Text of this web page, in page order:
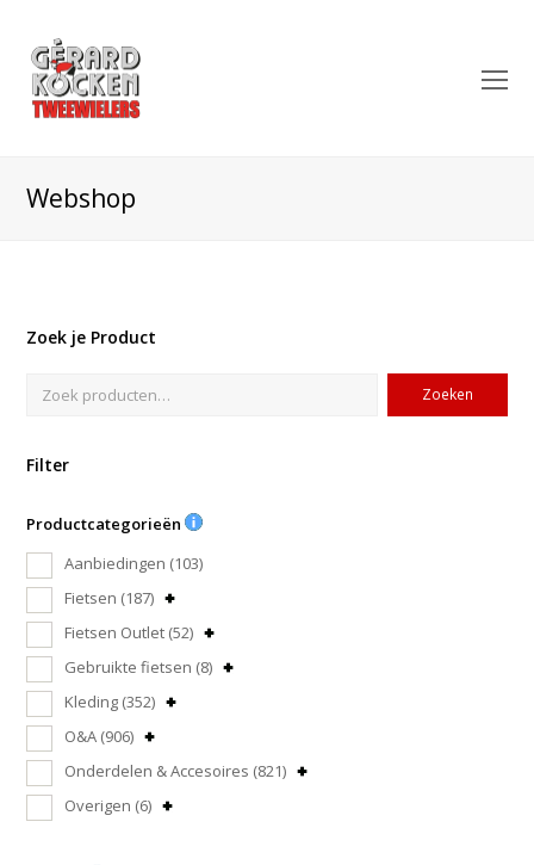
Webshop
Zoek je Product
Zoeken
Filter
Productcategorieën
Aanbiedingen (103)
Fietsen (187)
Fietsen Outlet (52)
Gebruikte fietsen (8)
Kleding (352)
O&A (906)
Onderdelen & Accesoires (821)
Overigen (6)